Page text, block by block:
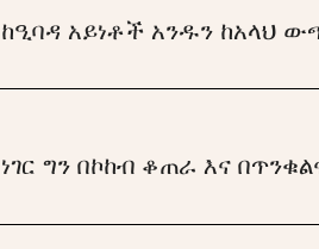
ከዒባዳ አይነቶች አንዱን ከአላህ
ነገር ግን በኮከብ ቆጠራ እና